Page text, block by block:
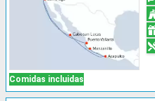
Comidas incluidas